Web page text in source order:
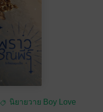
นิยายวาย Boy Love